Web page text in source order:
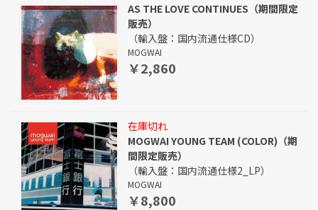
AS THE LOVE CONTINUES（期間限定
販売）
（輸入盤：国内流通仕様CD）
MOGWAI
￥2,860
在庫切れ
MOGWAI YOUNG TEAM (COLOR)（期
間限定販売）
（輸入盤：国内流通仕様2_LP）
MOGWAI
￥8,800